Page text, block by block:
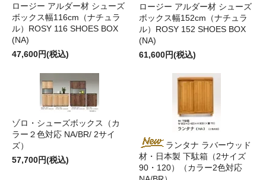
ロージー アルダー材 シューズ
ボックス幅116cm（ナチュラ
ル）ROSY 116 SHOES BOX
(NA)
47,600円(税込)
ロージー アルダー材 シューズ
ボックス幅152cm（ナチュラ
ル）ROSY 152 SHOES BOX
(NA)
61,600円(税込)
ゾロ・シューズボックス（カ
ラー２色対応 NA/BR/ 2サイ
ズ）
57,700円(税込)
ランタナ ラバーウッド
材・日本製 下駄箱（2サイズ
90・120）（カラー2色対応